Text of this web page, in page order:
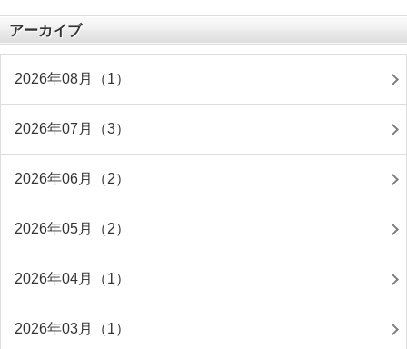
アーカイブ
2026年08月（1）
2026年07月（3）
2026年06月（2）
2026年05月（2）
2026年04月（1）
2026年03月（1）